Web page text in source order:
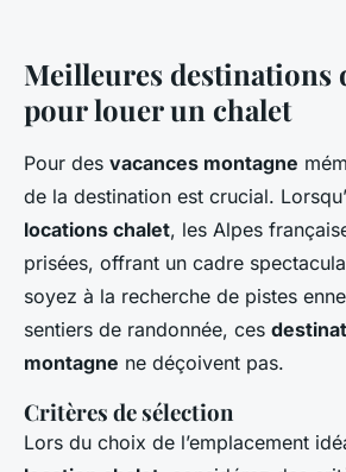
Meilleures destinations
pour louer un chalet
Pour des vacances montagne
de la destination est crucial.
locations chalet, les Alpes
prisées, offrant un cadre
soyez à la recherche de pistes
sentiers de randonnée, ces
montagne ne déçoivent pas.
Critères de sélection
Lors du choix de l’emplacement